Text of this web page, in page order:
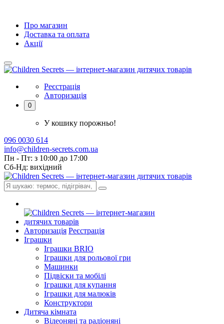
Про магазин
Доставка та оплата
Акції
Реєстрація
Авторизація
0
У кошику порожньо!
096 0030 614
info@children-secrets.com.ua
Пн - Пт: з 10:00 до 17:00
Сб-Нд: вихідний
Авторизація Реєстрація
Іграшки
Іграшки BRIO
Іграшки для рольової гри
Машинки
Підвіски та мобілі
Іграшки для купання
Іграшки для малюків
Конструктори
Дитяча кімната
Відеоняні та радіоняні